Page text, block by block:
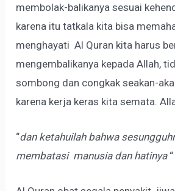
membolak-balikanya sesuai
karena itu tatkala kita bisa
menghayati Al Quran kita harus
mengembalikanya kepada Allah,
sombong dan congkak seakan-
karena kerja keras kita semata.
“dan ketahuilah bahwa
membatasi manusia dan hatinya“